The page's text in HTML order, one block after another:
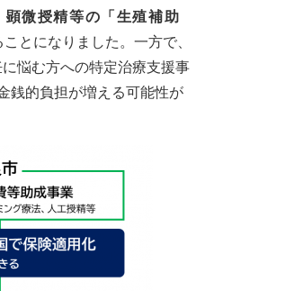
微授精等の「生殖補助
とになりました。一方で、
悩む方への特定治療支援事
銭的負担が増える可能性が